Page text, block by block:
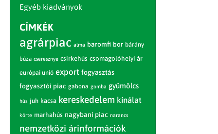
Egyéb kiadványok
CÍMKÉK
agrárpiac alma baromfi bor bárány
búza cseresznye csirkehús csomagolóhelyi ár
európai unió export fogyasztás
fogyasztói piac gabona gomba gyümölcs
hús juh kacsa kereskedelem kínálat
körte marhahús nagybani piac narancs
nemzetközi árinformációk